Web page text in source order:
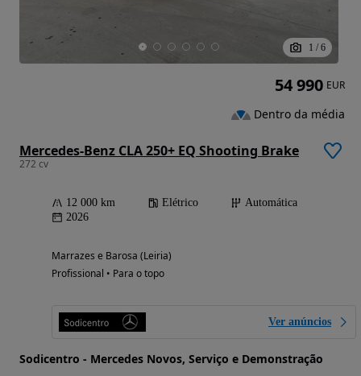
1 / 6
Mercedes-Benz CLA 250+ EQ Shooting Brake
272 cv
12 000 km Elétrico
Automática
2026
Marrazes e Barosa (Leiria)
Profissional • Para o topo
Ver anúncios
Sodicentro - Mercedes Novos, Serviço e Demonstração
54 990 EUR
Dentro da média